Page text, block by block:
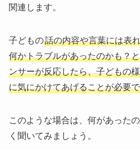
関連します。
子どもの話の内容や言葉には表
何かトラブルがあったのかも？
ンサーが反応したら、子どもの
に気にかけてあげることが必要
このような場合は、何があった
く聞いてみましょう。